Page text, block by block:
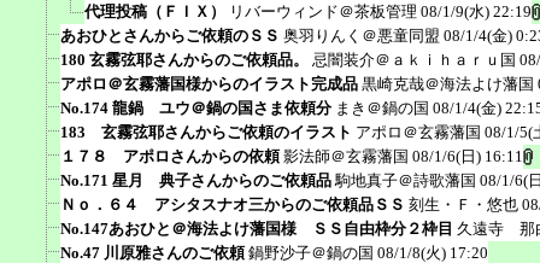
代理投稿（ＦＩＸ）
リバーウィンド＠茶板管理 08/1/9(水) 22:19
あおひとさんからご依頼のＳＳ 奥羽りんく＠悪童同盟 08/1/4(金)
180 玄霧弦耶さんからのご依頼品。
忌闇装介＠ａｋｉｈａｒｕ国
アポロ＠玄霧藩国様からのイラスト完成品 黒崎克哉＠海法よけ藩国
No.174 龍鍋 ユウ＠鍋の国さま依頼分 まき＠鍋の国 08/1/4(金)
183 玄霧弦耶さんからご依頼のイラスト アポロ＠玄霧藩国 08/1/5(
１７８ アポロさんからの依頼 影法師＠玄霧藩国 08/1/6(日) 16:11
No.171 星月 典子さんからのご依頼品 駒地真子＠詩歌藩国 08/1/6(
Ｎｏ．６４ アシタスナオ三からのご依頼品ＳＳ 刻生・Ｆ・悠也
No.147あおひと＠海法よけ藩国様 ＳＳ自由枠分２枠目 久遠寺 那
No.47 川原雅さんのご依頼 鍋野沙子＠鍋の国 08/1/8(火) 17:20